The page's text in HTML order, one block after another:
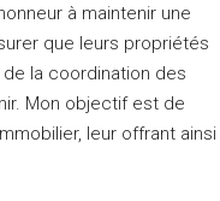
à maintenir une
que leurs propriétés
la coordination des
Mon objectif est de
leur offrant ainsi